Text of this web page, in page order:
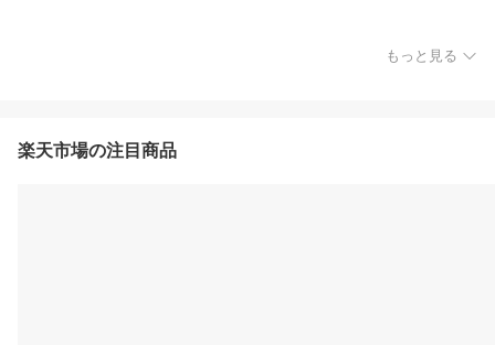
もっと見る
楽天市場の注目商品